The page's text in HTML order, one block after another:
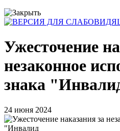
Ужесточение
незаконное
знака
24 июня 2024